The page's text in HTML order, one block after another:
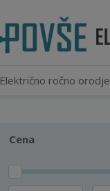
Električno ročno orodje
Cena